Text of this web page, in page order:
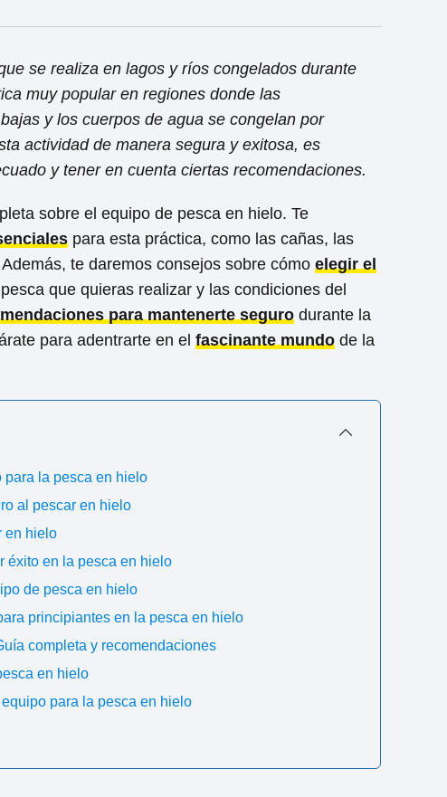
se realiza en lagos y ríos congelados durante
muy popular en regiones donde las
y los cuerpos de agua se congelan por
actividad de manera segura y exitosa, es
y tener en cuenta ciertas recomendaciones.
sobre el equipo de pesca en hielo. Te
para esta práctica, como las cañas, las
te daremos consejos sobre cómo elegir el
que quieras realizar y las condiciones del
para mantenerte seguro durante la
para adentrarte en el fascinante mundo de la
la pesca en hielo
al pescar en hielo
en hielo
éxito en la pesca en hielo
de pesca en hielo
principiantes en la pesca en hielo
completa y recomendaciones
en hielo
para la pesca en hielo